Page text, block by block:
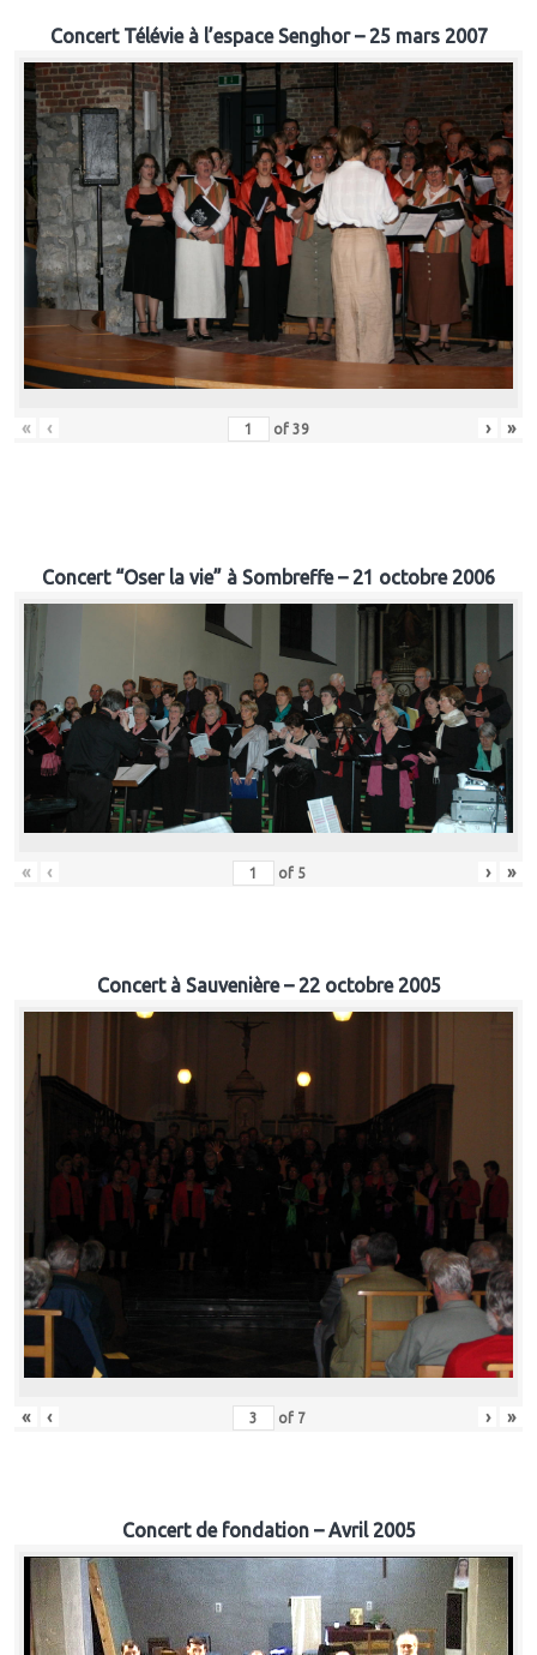
Concert Télévie à l’espace Senghor – 25 mars 2007
« ‹ of 39 › »
Concert “Oser la vie” à Sombreffe – 21 octobre 2006
« ‹ of 5 › »
Concert à Sauvenière – 22 octobre 2005
« ‹ of 7 › »
Concert de fondation – Avril 2005